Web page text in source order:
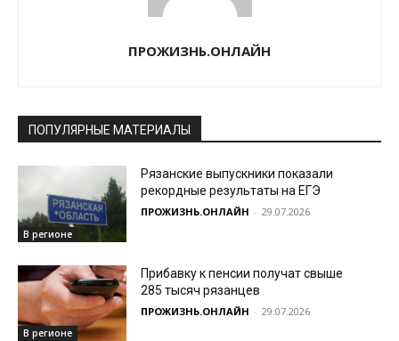
ПРОЖИЗНЬ.ОНЛАЙН
ПОПУЛЯРНЫЕ МАТЕРИАЛЫ
В регионе
Рязанские выпускники показали
рекордные результаты на ЕГЭ
ПРОЖИЗНЬ.ОНЛАЙН - 29.07.2026
В регионе
Прибавку к пенсии получат свыше
285 тысяч рязанцев
ПРОЖИЗНЬ.ОНЛАЙН - 29.07.2026